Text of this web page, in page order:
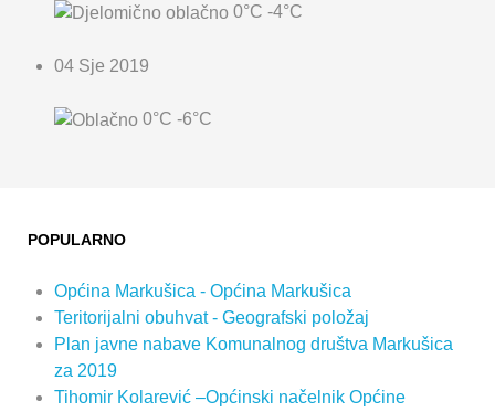
0°C -4°C
04 Sje 2019
0°C -6°C
POPULARNO
Općina Markušica - Općina Markušica
Teritorijalni obuhvat - Geografski položaj
Plan javne nabave Komunalnog društva Markušica
za 2019
Tihomir Kolarević –Općinski načelnik Općine